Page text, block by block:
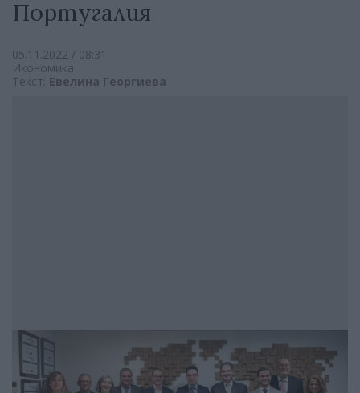
Португалия
05.11.2022 / 08:31
Икономика
Текст: Евелина Георгиева